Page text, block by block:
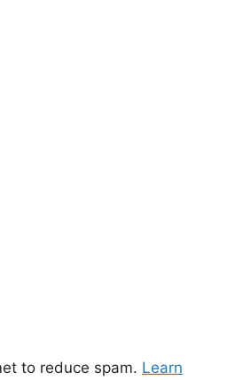
to reduce spam. Learn